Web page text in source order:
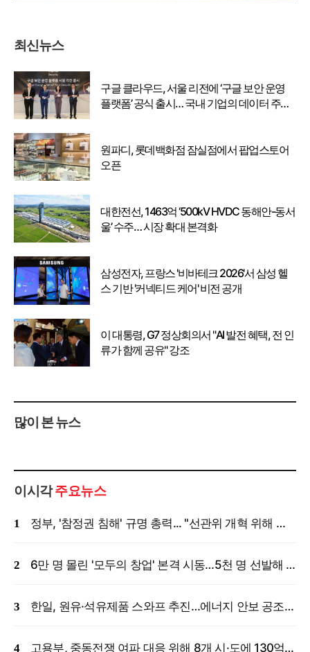
최신뉴스
구글 클라우드, 서울 리전에 ‘구글 보안 운영
플랫폼’ 공식 출시… 국내 기업의 데이터 주권
원파디, 롯데백화점 잠실점에서 팝업스토어
오픈
대한전선, 1463억 ‘500kV HVDC 동해안-동서
울’ 수주… 시장 확대 본격화
삼성전자, 프랑스 '비바테크 2026'서 삼성 헬
스 기반 '커넥티드 케어' 비전 공개
이 대통령, G7 정상회의서 "AI 발전 혜택, 전 인
류가 함께 공유" 강조
많이 본 뉴스
이시각주요뉴스
정부, '참정권 침해' 규명 총력... "선관위 개혁 위해 국정조사 등 모든 조치"
6만 명 몰린 '모두의 창업' 본격 시동…5천 명 선발해 밀착 지원
한일, 원유·석유제품 스와프 추진…에너지 안보 공조 강화
고용부, 중동전쟁 여파 대응 위해 8개 시·도에 130억 원 긴급 투입